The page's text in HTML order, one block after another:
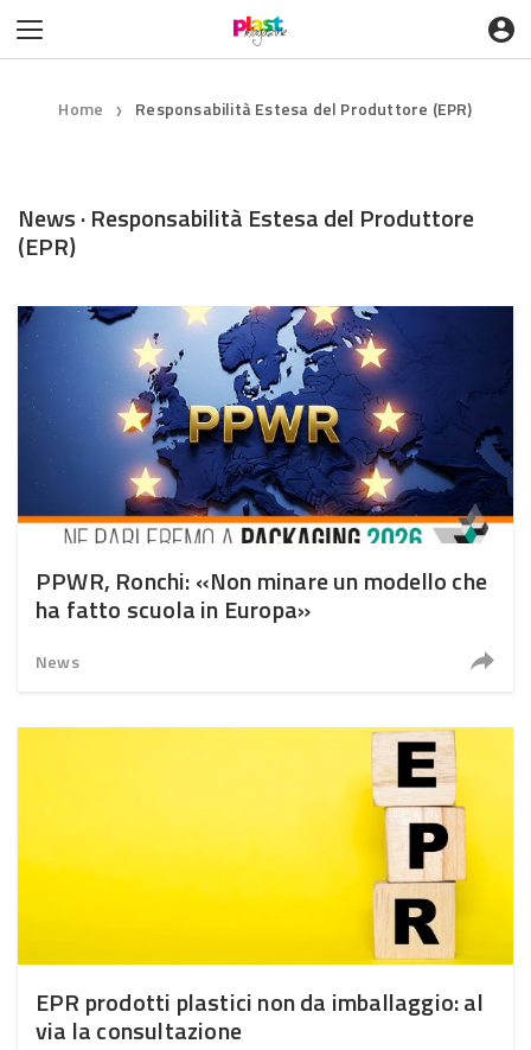
Home ❯ Responsabilità Estesa del Produttore (EPR)
News · Responsabilità Estesa del Produttore
(EPR)
PPWR, Ronchi: «Non minare un modello che
ha fatto scuola in Europa»
News
EPR prodotti plastici non da imballaggio: al
via la consultazione